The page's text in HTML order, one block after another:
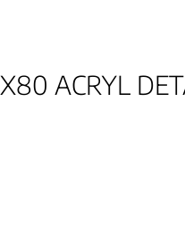
ACRYL